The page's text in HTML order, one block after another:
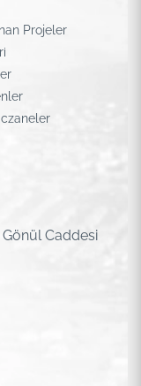
Projeler
Caddesi